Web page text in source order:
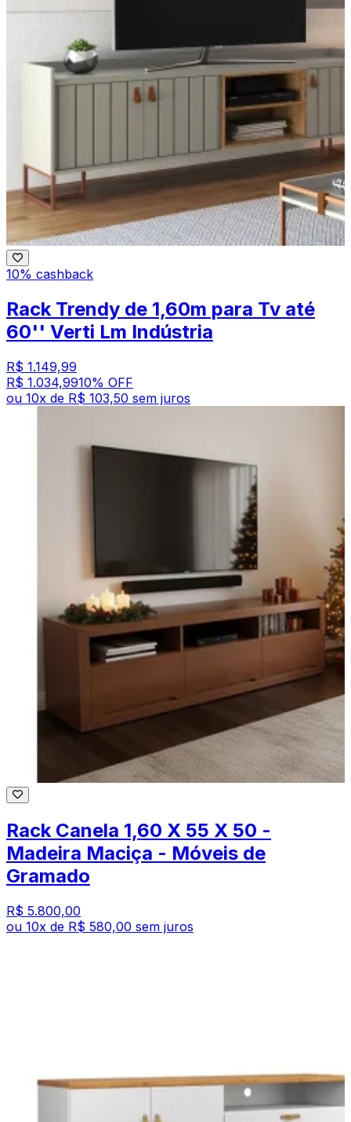
10% cashback
Rack Trendy de 1,60m para Tv até
60'' Verti Lm Indústria
R$ 1.149,99
R$ 1.034,9910% OFF
ou 10x de R$ 103,50 sem juros
Rack Canela 1,60 X 55 X 50 -
Madeira Maciça - Móveis de
Gramado
R$ 5.800,00
ou 10x de R$ 580,00 sem juros